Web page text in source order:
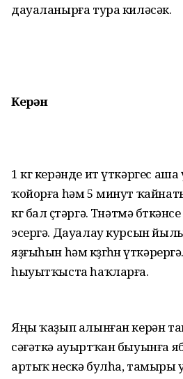
дауаланырға тура киләсәк.
Керән
1 кг керәнде ит үткәргес
ҡойорға һәм 5 минут
кг бал өҫтәргә. Төнәтмә
эсергә. Дауалау курсын
яҙғыһын һәм көҙгөһөн
һыуытҡыста һаҡларға.
Яңы ҡаҙып алынған керән
сәғәткә ауыртҡан быуынға
артыҡ нескә булһа, тамыры